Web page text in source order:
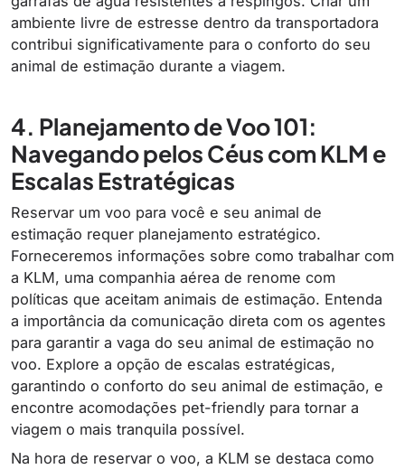
ambiente livre de estresse dentro da transportadora
contribui significativamente para o conforto do seu
animal de estimação durante a viagem.
4. Planejamento de Voo 101:
Navegando pelos Céus com KLM e
Escalas Estratégicas
Reservar um voo para você e seu animal de
estimação requer planejamento estratégico.
Forneceremos informações sobre como trabalhar com
a KLM, uma companhia aérea de renome com
políticas que aceitam animais de estimação. Entenda
a importância da comunicação direta com os agentes
para garantir a vaga do seu animal de estimação no
voo. Explore a opção de escalas estratégicas,
garantindo o conforto do seu animal de estimação, e
encontre acomodações pet-friendly para tornar a
viagem o mais tranquila possível.
Na hora de reservar o voo, a KLM se destaca como